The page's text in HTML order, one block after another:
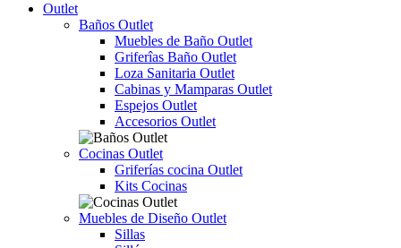
Outlet
Baños Outlet
Muebles de Baño Outlet
Griferîas Baño Outlet
Loza Sanitaria Outlet
Cabinas y Mamparas Outlet
Espejos Outlet
Accesorios Outlet
Cocinas Outlet
Griferías cocina Outlet
Kits Cocinas
Muebles de Diseño Outlet
Sillas